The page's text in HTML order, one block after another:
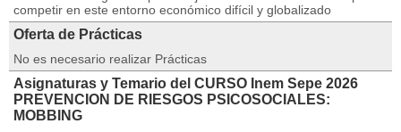
competir en este entorno económico difícil y globalizado
Oferta de Prácticas
No es necesario realizar Prácticas
Asignaturas y Temario del CURSO Inem Sepe 2026
PREVENCION DE RIESGOS PSICOSOCIALES:
MOBBING